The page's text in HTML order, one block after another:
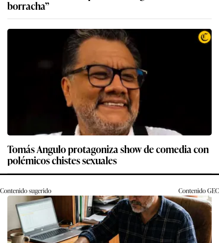
borracha”
Tomás Angulo protagoniza show de comedia con
polémicos chistes sexuales
Contenido sugerido ContenidoGEC